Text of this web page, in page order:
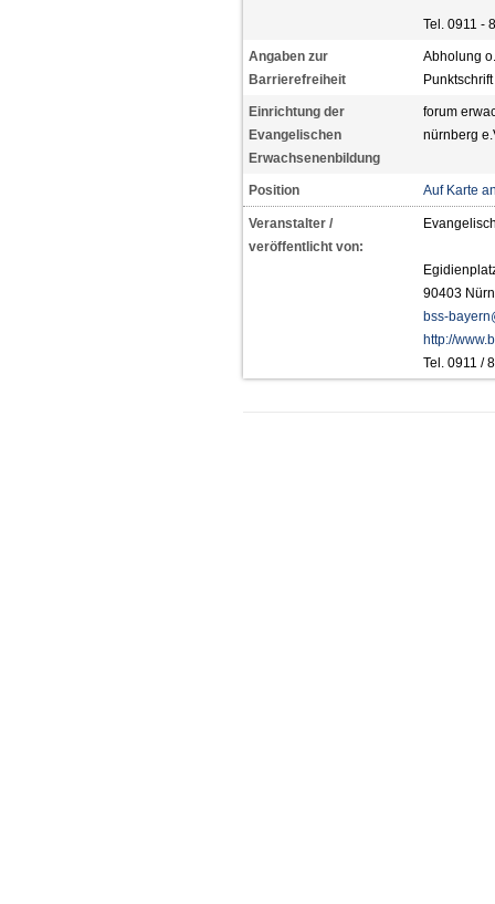
Tel. 0911 -
Angaben zur
Barrierefreiheit
Abholung
Einrichtung der
Evangelischen
Erwachsenenbildung
forum
nürnberg
Position Auf Karte
Veranstalter /
veröffentlicht von:
90403
bss-
http://
Tel. 0911 /